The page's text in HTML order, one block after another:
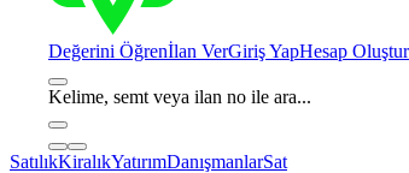
Değerini Öğrenİlan VerGiriş YapHesap Oluştur
Kelime, semt veya ilan no ile ara...
SatılıkKiralıkYatırımDanışmanlarSat